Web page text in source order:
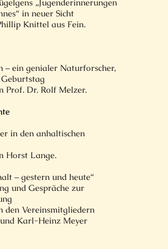
„Jugenderinnerungen
in neuer Sicht
Knittel aus Fein.
– ein genialer Naturforscher,
Prof. Dr. Rolf Melzer.
in den anhaltischen
Horst Lange.
– gestern und heute“
und Gespräche zur
den Vereinsmitgliedern
Karl-Heinz Meyer